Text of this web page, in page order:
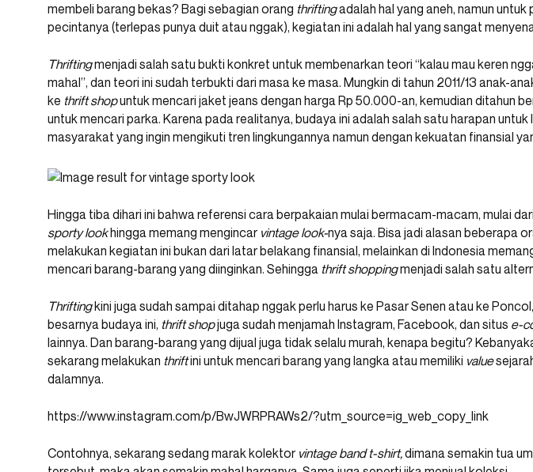
membeli barang bekas? Bagi sebagian orang thriftingadalah hal yang aneh, namun untuk
pecintanya (terlepas punya duit atau nggak), kegiatan ini adalah hal yang sangat
Thriftingmenjadi salah satu bukti konkret untuk membenarkan teori “kalau mau keren
mahal”, dan teori ini sudah terbukti dari masa ke masa. Mungkin di tahun 2011/13 anak-
ke thrift shopuntuk mencari jaket jeans dengan harga Rp 50.000-an, kemudian ditahun
untuk mencari parka. Karena pada realitanya, budaya ini adalah salah satu harapan untuk
masyarakat yang ingin mengikuti tren lingkungannya namun dengan kekuatan finansial
Hingga tiba dihari ini bahwa referensi cara berpakaian mulai bermacam-macam, mulai dari
sporty lookhingga memang mengincar vintage look-nya saja. Bisa jadi alasan beberapa
melakukan kegiatan ini bukan dari latar belakang finansial, melainkan di Indonesia
mencari barang-barang yang diinginkan. Sehingga thrift shoppingmenjadi salah satu
Thriftingkini juga sudah sampai ditahap nggak perlu harus ke Pasar Senen atau ke
besarnya budaya ini, thrift shopjuga sudah menjamah Instagram, Facebook, dan situs e-
lainnya. Dan barang-barang yang dijual juga tidak selalu murah, kenapa begitu?
sekarang melakukan thriftini untuk mencari barang yang langka atau memiliki value
dalamnya.
https://www.instagram.com/p/BwJWRPRAWs2/?utm_source=ig_web_copy_link
Contohnya, sekarang sedang marak kolektor vintage band t-shirt,dimana semakin tua